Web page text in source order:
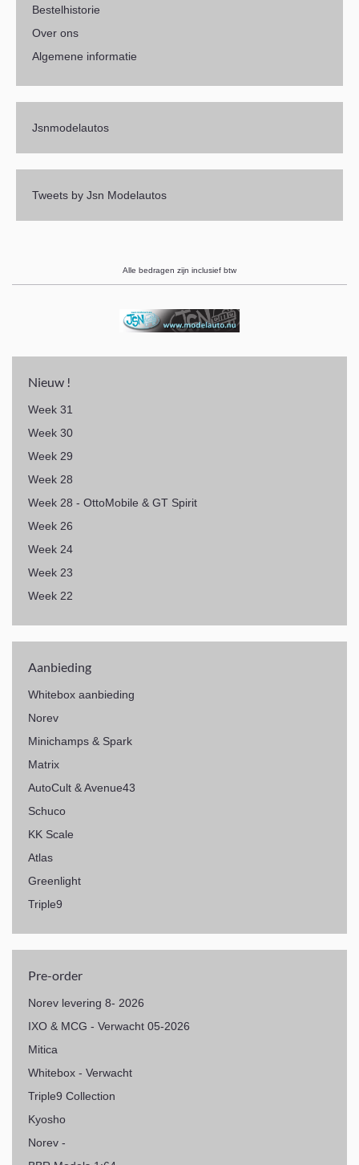
Bestelhistorie
Over ons
Algemene informatie
Jsnmodelautos
Tweets by Jsn Modelautos
Alle bedragen zijn inclusief btw
Nieuw !
Week 31
Week 30
Week 29
Week 28
Week 28 - OttoMobile & GT Spirit
Week 26
Week 24
Week 23
Week 22
Aanbieding
Whitebox aanbieding
Norev
Minichamps & Spark
Matrix
AutoCult & Avenue43
Schuco
KK Scale
Atlas
Greenlight
Triple9
Pre-order
Norev levering 8- 2026
IXO & MCG - Verwacht 05-2026
Mitica
Whitebox - Verwacht
Triple9 Collection
Kyosho
Norev -